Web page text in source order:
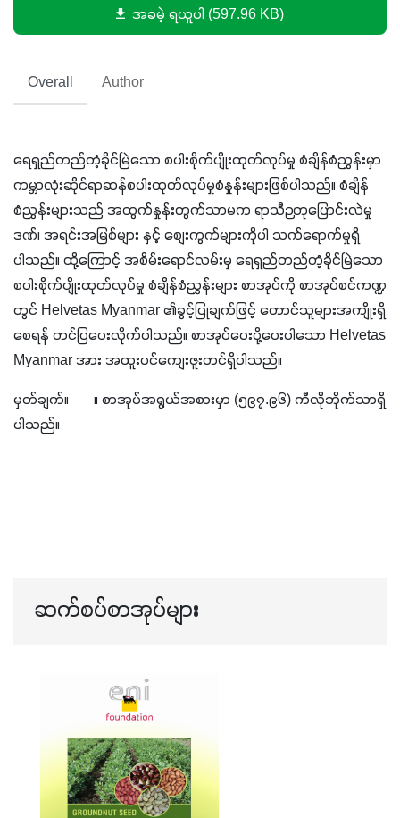
အခမဲ့ ရယူပါ (597.96 KB)
Overall Author
ရေရှည်တည်တံ့ခိုင်မြဲသော စပါးစိုက်ပျိုးထုတ်လုပ်မှု စံချိန်စံညွှန်းမှာ
ကမ္ဘာလုံးဆိုင်ရာဆန်စပါးထုတ်လုပ်မှုစံနှုန်းများဖြစ်ပါသည်။ စံချိန်
စံညွှန်းများသည် အထွက်နှုန်းတွက်သာမက ရာသီဉတုပြောင်းလဲမှု
ဒဏ်၊ အရင်းအမြစ်များ နှင့် စျေးကွက်များကိုပါ သက်ရောက်မှုရှိ
ပါသည်။ ထို့ကြောင့် အစိမ်းရောင်လမ်းမှ ရေရှည်တည်တံ့ခိုင်မြဲသော
စပါးစိုက်ပျိုးထုတ်လုပ်မှု စံချိန်စံညွှန်းများ စာအုပ်ကို စာအုပ်စင်ကဏ္ဍ
တွင် Helvetas Myanmar ၏ခွင့်ပြုချက်ဖြင့် တောင်သူများအကျိုးရှိ
စေရန် တင်ပြပေးလိုက်ပါသည်။ စာအုပ်ပေးပို့ပေးပါသော Helvetas
Myanmar အား အထူးပင်ကျေးဇူးတင်ရှိပါသည်။
မှတ်ချက်။       ။ စာအုပ်အရွယ်အစားမှာ (၅၉၇.၉၆) ကီလိုဘိုက်သာရှိ
ပါသည်။
ဆက်စပ်စာအုပ်များ